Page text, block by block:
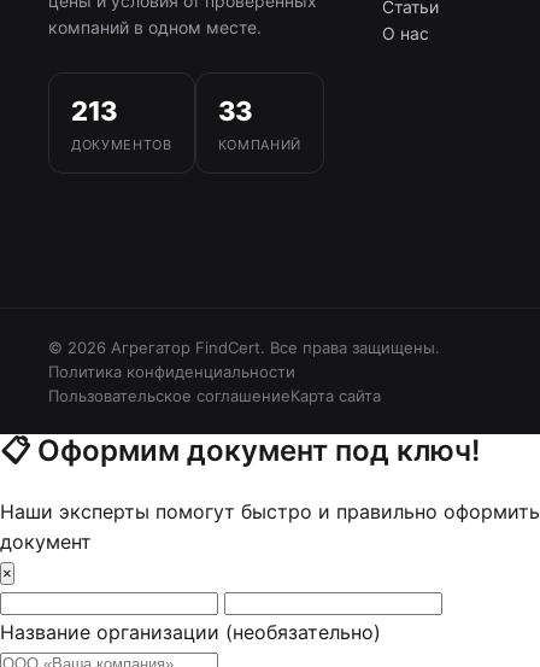
компаний в одном месте.
213
ДОКУМЕНТОВ
33
КОМПАНИЙ
Статьи
О нас
© 2026 Агрегатор FindCert. Все права защищены.
Политика конфиденциальности
Пользовательское соглашениеКарта сайта
📋Оформим документ под ключ!
Наши эксперты помогут быстро и правильно оформить
документ
×
Название организации (необязательно)